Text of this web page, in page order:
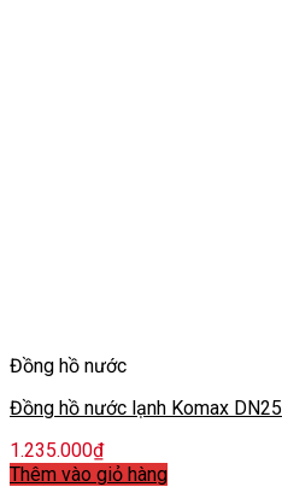
Đồng hồ nước
Đồng hồ nước lạnh Komax DN25
1.235.000₫
Thêm vào giỏ hàng